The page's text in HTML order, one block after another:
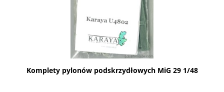
Komplety pylonów podskrzydłowych MiG 29 1/48